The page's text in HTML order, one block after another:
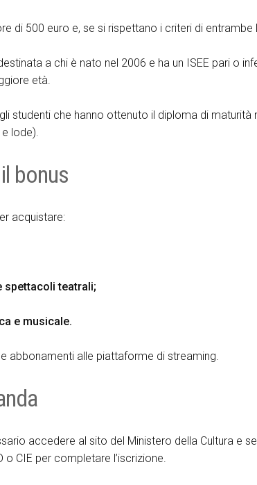
di 500 euro e, se si rispettano i criteri di
a chi è nato nel 2006 e ha un ISEE pari o
età.
studenti che hanno ottenuto il diploma di
lode).
bonus
acquistare:
spettacoli teatrali;
e musicale.
abbonamenti alle piattaforme di streaming.
accedere al sito del Ministero della Cultura e
o CIE per completare l’iscrizione.